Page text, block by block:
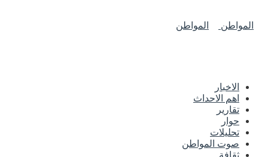
الاخبار
اهم الاحداث
تقارير
حوار
تحليلات
صوت المواطن
ثقافة